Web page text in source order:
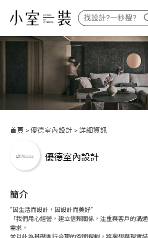
首頁 > 優德室內設計 > 詳細資訊
優德室內設計
簡介
“因生活而設計，因設計而美好”
「我們用心經營，建立信賴關係，注重與客戶的溝
需求，